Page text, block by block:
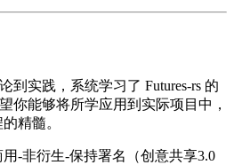
到实践，系统学习了 Futures-rs 的
你能够将所学应用到实际项目中，
精髓。
-非衍生-保持署名（创意共享3.0